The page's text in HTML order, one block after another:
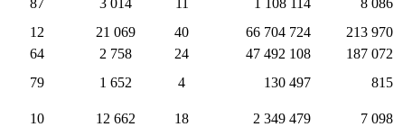
12 21 069 40 66 704 724
213 970
64 2 758 24 47 492 108
187 072
79 1 652 4 130 497 815
10 12 662 18 2 349 479 7 098